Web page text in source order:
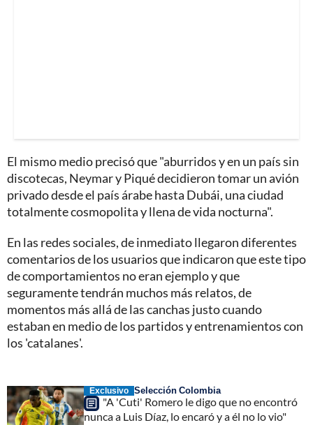
El mismo medio precisó que "aburridos y en un país sin
discotecas, Neymar y Piqué decidieron tomar un avión
privado desde el país árabe hasta Dubái, una ciudad
totalmente cosmopolita y llena de vida nocturna".
En las redes sociales, de inmediato llegaron diferentes
comentarios de los usuarios que indicaron que este tipo
de comportamientos no eran ejemplo y que
seguramente tendrán muchos más relatos, de
momentos más allá de las canchas justo cuando
estaban en medio de los partidos y entrenamientos con
los 'catalanes'.
Exclusivo Selección Colombia
"A 'Cuti' Romero le digo que no encontró
nunca a Luis Díaz, lo encaró y a él no lo vio"